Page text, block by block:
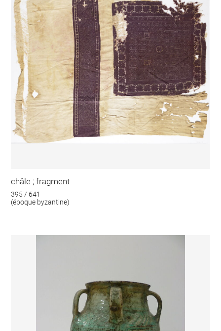
châle ; fragment
395 / 641
(époque byzantine)